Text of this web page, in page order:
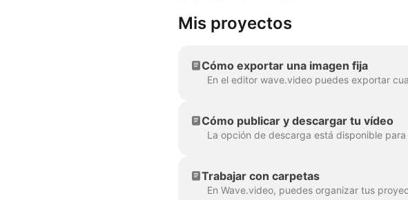
Mis proyectos
Cómo exportar una imagen fija
Cómo publicar y descargar tu vídeo
Trabajar con carpetas